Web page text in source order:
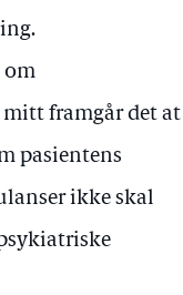
om
framgår det at
pasientens
ikke skal